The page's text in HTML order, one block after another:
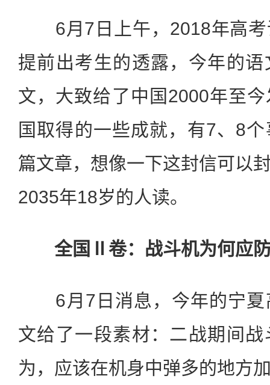
6月7日上午，2018年高考
提前出考生的透露，今年的
文，大致给了中国2000年至
国取得的一些成就，有7、8
篇文章，想像一下这封信可以
2035年18岁的人读。
全国Ⅱ卷：战斗机为何应
6月7日消息，今年的宁夏
文给了一段素材：二战期间
为，应该在机身中弹多的地方